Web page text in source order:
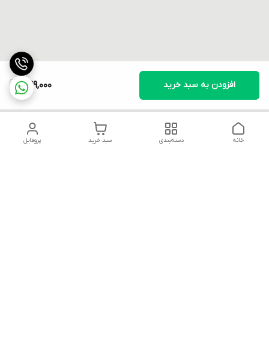
749,000 افزودن به سبد خرید
پروفایل سبد خرید دسته‌بندی خانه